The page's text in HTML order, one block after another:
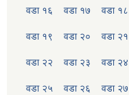
वडा १६ वडा १७ वडा १८
वडा १९ वडा २० वडा २१
वडा २२ वडा २३ वडा २४
वडा २५ वडा २६ वडा २७